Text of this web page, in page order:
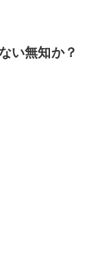
い無知か？